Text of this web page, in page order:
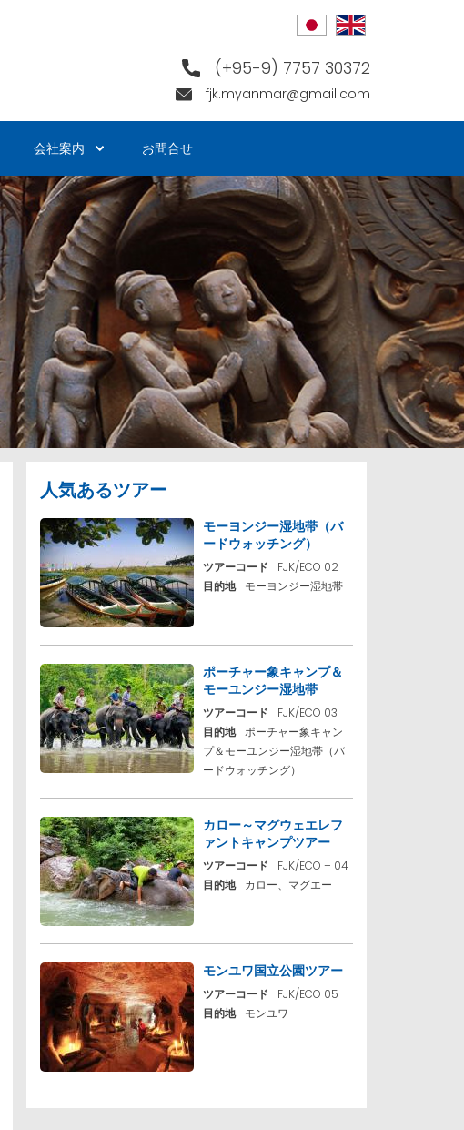
(+95-9) 7757 30372
fjk.myanmar@gmail.com
会社案内 お問合せ
人気あるツアー
モーヨンジー湿地帯（バ
ードウォッチング）
ツアーコード
FJK/ECO 02
目的地
モーヨンジー湿地帯
ポーチャー象キャンプ＆
モーユンジー湿地帯
ツアーコード
FJK/ECO 03
目的地
ポーチャー象キャン
プ＆モーユンジー湿地帯（バ
ードウォッチング）
カロー～マグウェエレフ
ァントキャンプツアー
ツアーコード
FJK/ECO – 04
目的地
カロー、マグエー
モンユワ国立公園ツアー
ツアーコード
FJK/ECO 05
目的地
モンユワ